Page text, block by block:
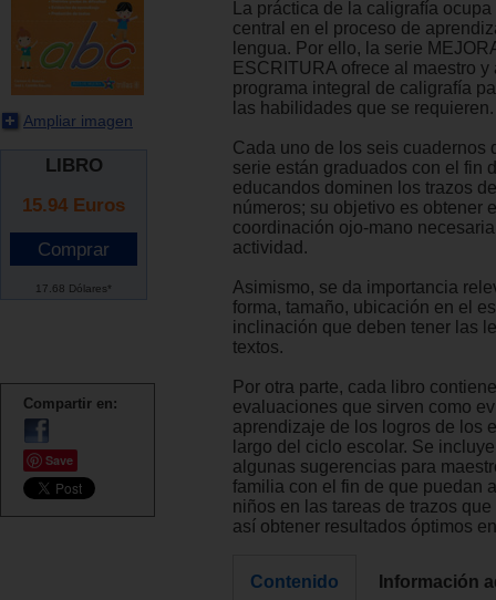
Ampliar imagen
LIBRO
15.94 Euros
17.68 Dólares*
Compartir en:
Save
La práctica de la caligrafía
central en el proceso de
lengua. Por ello, la serie
ESCRITURA ofrece al maestro y
programa integral de caligrafía
las habilidades que se requieren.
Cada uno de los seis cuadernos
serie están graduados con el fin
educandos dominen los trazos
números; su objetivo es obtener
coordinación ojo-mano
actividad.
Asimismo, se da importancia
forma, tamaño, ubicación en el
inclinación que deben tener las
textos.
Por otra parte, cada libro
evaluaciones que sirven como
aprendizaje de los logros de los
largo del ciclo escolar. Se
algunas sugerencias para
familia con el fin de que puedan
niños en las tareas de trazos
así obtener resultados óptimos
Contenido Información